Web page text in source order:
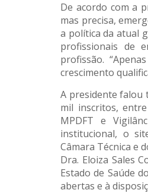
De acordo com a
mas precisa,
a política da atual
profissionais de
profissão.
crescimento
A presidente falou
mil inscritos,
MPDFT e
institucional, o
Câmara Técnica e
Dra. Eloiza Sales
Estado de Saúde
abertas e à